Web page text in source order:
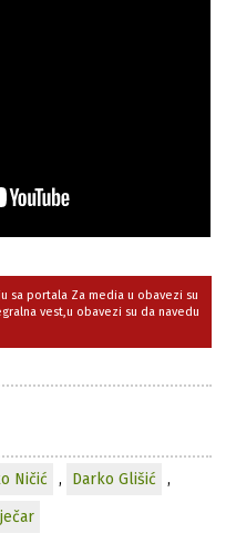
sa portala Za media u obavezi su
vest,u obavezi su da navedu
Ničić , Darko Glišić
,